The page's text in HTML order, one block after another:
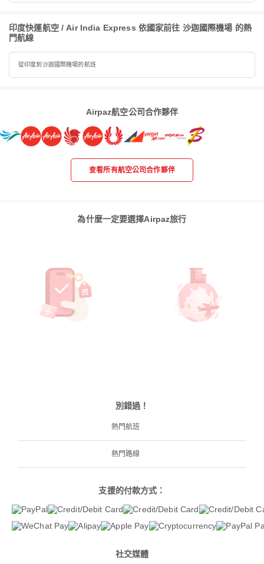
印度快運航空 / Air India Express 依國家前往 沙迦國際機場 的熱
門航線
從印度到沙迦國際機場的航班
Airpaz航空公司合作夥伴
查看所有航空公司合作夥伴
為什麼一定要選擇Airpaz旅行
別錯過！
熱門航班
熱門路線
支援的付款方式：
社交媒體